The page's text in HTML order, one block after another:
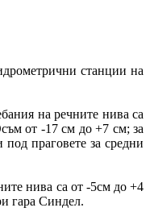
станции на
на речните нива са
от -17 см до +7 см; за
праговете за средни
нива са от -5см до +4
гара Синдел.